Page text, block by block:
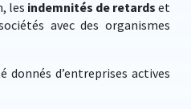
les indemnités de retards et
avec des organismes
donnés d’entreprises actives